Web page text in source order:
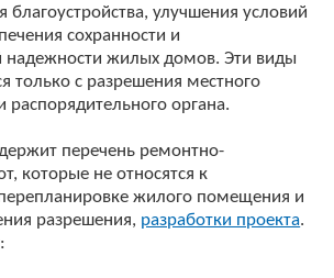
благоустройства, улучшения условий
сохранности и
надежности жилых домов. Эти виды
только с разрешения местного
распорядительного органа.
перечень ремонтно-
которые не относятся к
жилого помещения и
разрешения, разработки проекта.